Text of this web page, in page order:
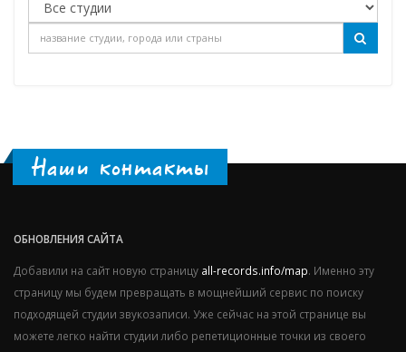
Наши контакты
ОБНОВЛЕНИЯ САЙТА
Добавили на сайт новую страницу all-records.info/map. Именно эту
страницу мы будем превращать в мощнейший сервис по поиску
подходящей студии звукозаписи. Уже сейчас на этой странице вы
можете легко найти студии либо репетиционные точки из своего